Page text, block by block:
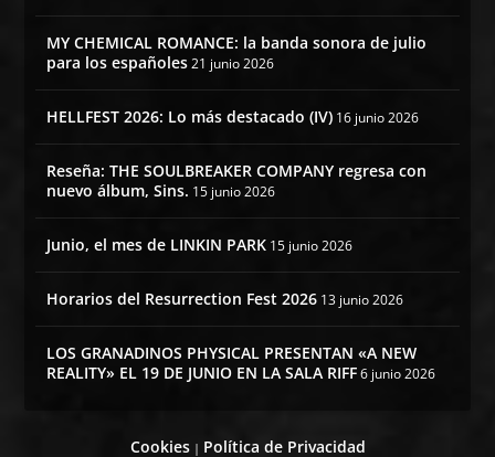
MY CHEMICAL ROMANCE: la banda sonora de julio
para los españoles 21 junio 2026
HELLFEST 2026: Lo más destacado (IV) 16 junio 2026
Reseña: THE SOULBREAKER COMPANY regresa con
nuevo álbum, Sins. 15 junio 2026
Junio, el mes de LINKIN PARK 15 junio 2026
Horarios del Resurrection Fest 2026 13 junio 2026
LOS GRANADINOS PHYSICAL PRESENTAN «A NEW
REALITY» EL 19 DE JUNIO EN LA SALA RIFF 6 junio 2026
Cookies| Política de Privacidad